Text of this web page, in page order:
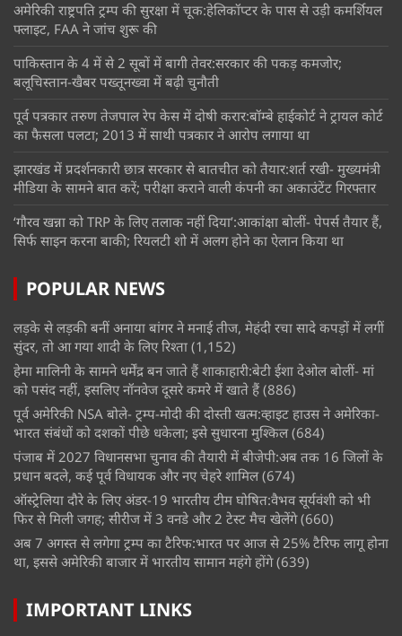
अमेरिकी राष्ट्रपति ट्रम्प की सुरक्षा में चूक:हेलिकॉप्टर के पास से उड़ी कमर्शियल
फ्लाइट, FAA ने जांच शुरू की
पाकिस्तान के 4 में से 2 सूबों में बागी तेवर:सरकार की पकड़ कमजोर;
बलूचिस्तान-खैबर पख्तूनख्वा में बढ़ी चुनौती
पूर्व पत्रकार तरुण तेजपाल रेप केस में दोषी करार:बॉम्बे हाईकोर्ट ने ट्रायल कोर्ट
का फैसला पलटा; 2013 में साथी पत्रकार ने आरोप लगाया था
झारखंड में प्रदर्शनकारी छात्र सरकार से बातचीत को तैयार:शर्त रखी- मुख्यमंत्री
मीडिया के सामने बात करें; परीक्षा कराने वाली कंपनी का अकाउंटेंट गिरफ्तार
‘गौरव खन्ना को TRP के लिए तलाक नहीं दिया’:आकांक्षा बोलीं- पेपर्स तैयार हैं,
सिर्फ साइन करना बाकी; रियलटी शो में अलग होने का ऐलान किया था
POPULAR NEWS
लड़के से लड़की बनीं अनाया बांगर ने मनाई तीज, मेहंदी रचा सादे कपड़ों में लगीं
सुंदर, तो आ गया शादी के लिए रिश्ता (1,152)
हेमा मालिनी के सामने धर्मेंद्र बन जाते हैं शाकाहारी:बेटी ईशा देओल बोलीं- मां
को पसंद नहीं, इसलिए नॉनवेज दूसरे कमरे में खाते हैं (886)
पूर्व अमेरिकी NSA बोले- ट्रम्प-मोदी की दोस्ती खत्म:व्हाइट हाउस ने अमेरिका-
भारत संबंधों को दशकों पीछे धकेला; इसे सुधारना मुश्किल (684)
पंजाब में 2027 विधानसभा चुनाव की तैयारी में बीजेपी:अब तक 16 जिलों के
प्रधान बदले, कई पूर्व विधायक और नए चेहरे शामिल (674)
ऑस्ट्रेलिया दौरे के लिए अंडर-19 भारतीय टीम घोषित:वैभव सूर्यवंशी को भी
फिर से मिली जगह; सीरीज में 3 वनडे और 2 टेस्ट मैच खेलेंगे (660)
अब 7 अगस्त से लगेगा ट्रम्प का टैरिफ:भारत पर आज से 25% टैरिफ लागू होना
था, इससे अमेरिकी बाजार में भारतीय सामान महंगे होंगे (639)
IMPORTANT LINKS